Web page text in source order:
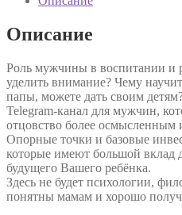
Описание
Роль мужчины в воспитании и
уделить внимание? Чему
папы, можете дать своим
Telegram-канал для мужчин,
отцовство более осмысленным
Опорные точки и базовые
которые имеют большой вклад
будущего Вашего ребёнка.
Здесь не будет психологии,
понятны мамам и хорошо